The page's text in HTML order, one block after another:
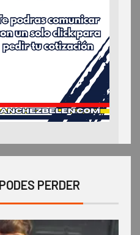
PERDER